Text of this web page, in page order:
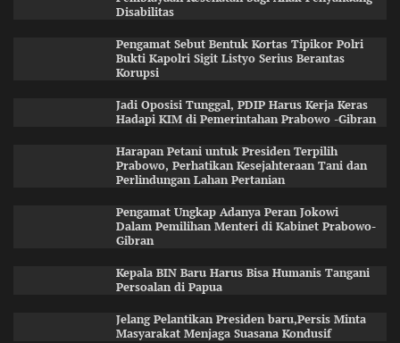
Disabilitas
Pengamat Sebut Bentuk Kortas Tipikor Polri
Bukti Kapolri Sigit Listyo Serius Berantas
Korupsi
Jadi Oposisi Tunggal, PDIP Harus Kerja Keras
Hadapi KIM di Pemerintahan Prabowo -Gibran
Harapan Petani untuk Presiden Terpilih
Prabowo, Perhatikan Kesejahteraan Tani dan
Perlindungan Lahan Pertanian
Pengamat Ungkap Adanya Peran Jokowi
Dalam Pemilihan Menteri di Kabinet Prabowo-
Gibran
Kepala BIN Baru Harus Bisa Humanis Tangani
Persoalan di Papua
Jelang Pelantikan Presiden baru,Persis Minta
Masyarakat Menjaga Suasana Kondusif